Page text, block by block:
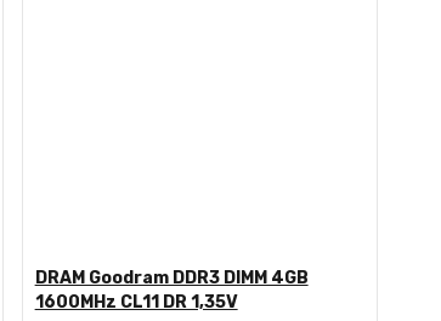
DRAM Goodram DDR3 DIMM 4GB
1600MHz CL11 DR 1,35V